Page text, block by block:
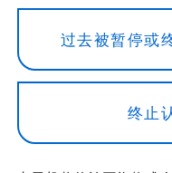
过去被暂停或
终止